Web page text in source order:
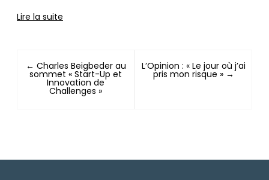
Lire la suite
← Charles Beigbeder au
sommet « Start-Up et
Innovation de
Challenges »
L’Opinion : « Le jour où j’ai
pris mon risque » →